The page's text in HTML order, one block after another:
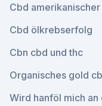
Cbd
Cbd ölkrebserfolg
Cbn cbd und thc
Organisches gold
Wird hanföl mich